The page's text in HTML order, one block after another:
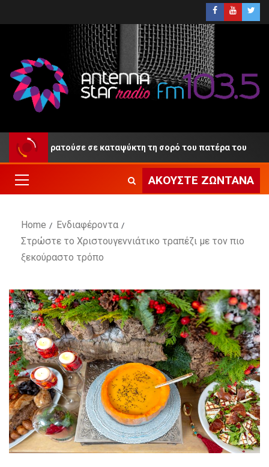
σε καταψύκτη τη σορό του πατέρα του
ΑΚΟΎΣΤΕ ΖΩΝΤΑΝΆ
Home
Ενδιαφέροντα
Στρώστε το Χριστουγεννιάτικο τραπέζι με τον πιο
ξεκούραστο τρόπο